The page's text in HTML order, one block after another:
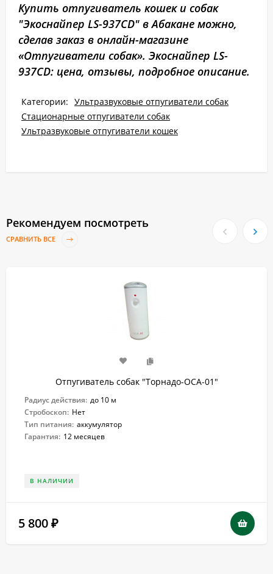
Купить отпугиватель кошек и собак
"Экоснайпер LS-937CD" в Абакане можно,
сделав заказ в онлайн-магазине
«Отпугиватели собак». Экоснайпер LS-
937CD: цена, отзывы, подробное описание.
Категории: Ультразвуковые отпугиватели собак
Стационарные отпугиватели собак
Ультразвуковые отпугиватели кошек
Рекомендуем посмотреть
СРАВНИТЬ ВСЕ
Отпугиватель собак "Торнадо-ОСА-01"
Радиус действия: до 10 м
Стробоскоп: Нет
Тип питания: аккумулятор
Гарантия: 12 месяцев
В НАЛИЧИИ
5 800 ₽